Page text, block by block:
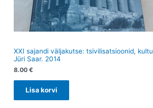
XXI sajandi väljakutse: tsivilisatsioonid,
Jüri Saar. 2014
8.00 €
Lisa korvi